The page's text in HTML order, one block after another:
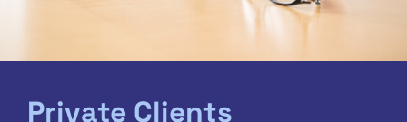
Private Clients